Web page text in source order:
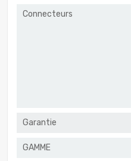
Connecteurs
Garantie
GAMME